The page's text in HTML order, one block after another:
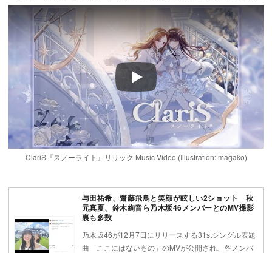
Play
ClariS『スノーライト』リリック Music Video (Illustration: magako)
与田祐希、齋藤飛鳥と笑顔が眩しい2ショット 秋
元真夏、鈴木絢音ら乃木坂46メンバーとのMV撮影
裏も多数
乃木坂46が12月7日にリリースする31stシングル表題
曲「ここにはないもの」のMVが公開され、各メンバ